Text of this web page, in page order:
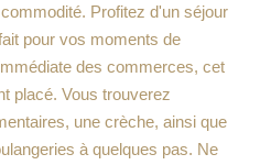
Profitez d'un séjour
pour vos moments de
des commerces, cet
placé. Vous trouverez
une crèche, ainsi que
à quelques pas. Ne